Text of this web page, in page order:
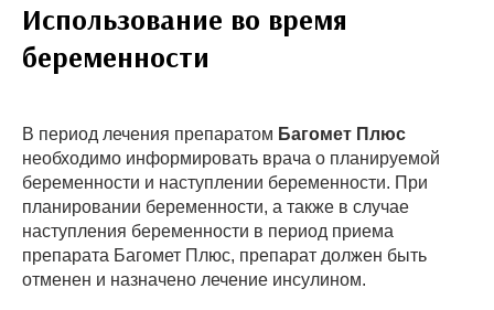
Использование во время
беременности
В период лечения препаратом Багомет Плюс
необходимо информировать врача о планируемой
беременности и наступлении беременности. При
планировании беременности, а также в случае
наступления беременности в период приема
препарата Багомет Плюс, препарат должен быть
отменен и назначено лечение инсулином.